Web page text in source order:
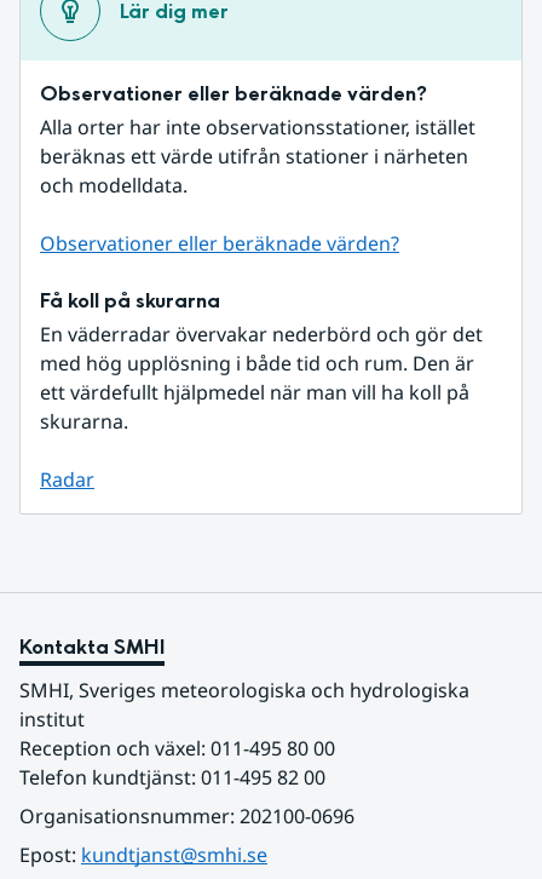
Lär dig mer
Observationer eller beräknade värden?
Alla orter har inte observationsstationer, istället
beräknas ett värde utifrån stationer i närheten
och modelldata.
Observationer eller beräknade värden?
Få koll på skurarna
En väderradar övervakar nederbörd och gör det
med hög upplösning i både tid och rum. Den är
ett värdefullt hjälpmedel när man vill ha koll på
skurarna.
Radar
Kontakta SMHI
SMHI, Sveriges meteorologiska och hydrologiska
institut
Reception och växel: 011-495 80 00
Telefon kundtjänst: 011-495 82 00
Organisationsnummer: 202100-0696
Epost: kundtjanst@smhi.se